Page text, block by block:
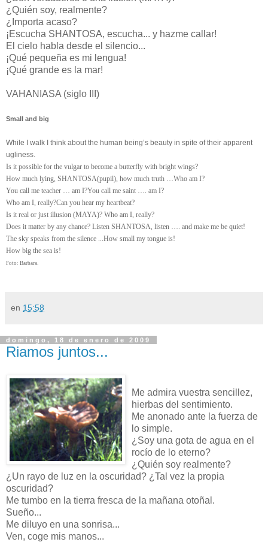
¿Quién soy, realmente?
¿Importa acaso?
¡Escucha SHANTOSA, escucha... y hazme callar!
El cielo habla desde el silencio...
¡Qué pequeña es mi lengua!
¡Qué grande es la mar!
VAHANIASA (siglo III)
Small and big
While I walk I think about the human being’s beauty in spite of their apparent
ugliness.
Is it possible for the vulgar to become a butterfly with bright wings?
How much lying, SHANTOSA(pupil), how much truth …Who am I?
You call me teacher … am I?You call me saint …. am I?
Who am I, really?Can you hear my heartbeat?
Is it real or just illusion (MAYA)? Who am I, really?
Does it matter by any chance? Listen SHANTOSA, listen …. and make me be quiet!
The sky speaks from the silence ...How small my tongue is!
How big the sea is!
Foto: Barbara.
en 15:58
domingo, 18 de enero de 2009
Riamos juntos...
Me admira vuestra sencillez,
hierbas del sentimiento.
Me anonado ante la fuerza de
lo simple.
¿Soy una gota de agua en el
rocío de lo eterno?
¿Quién soy realmente?
¿Un rayo de luz en la oscuridad? ¿Tal vez la propia
oscuridad?
Me tumbo en la tierra fresca de la mañana otoñal.
Sueño...
Me diluyo en una sonrisa...
Ven, coge mis manos...